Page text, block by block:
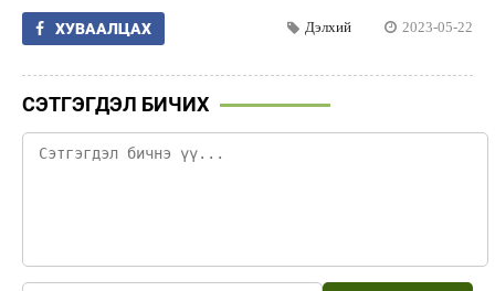
ХУВААЛЦАХ Дэлхий 2023-05-22
СЭТГЭГДЭЛ БИЧИХ